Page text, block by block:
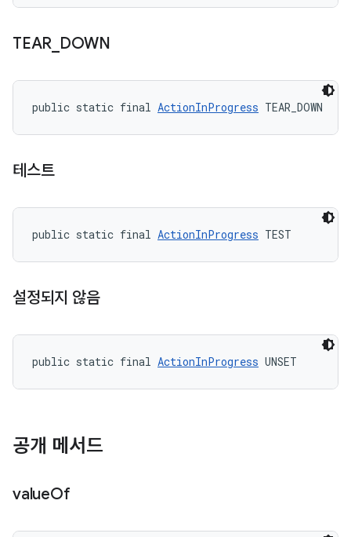
TEAR DOWN
public static final ActionInProgress TEAR_DOWN
테스트
public static final ActionInProgress TEST
설정되지 않음
public static final ActionInProgress UNSET
공개 메서드
valueOf